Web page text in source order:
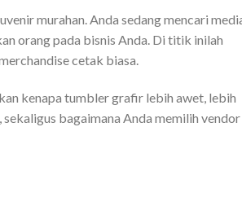
murahan. Anda sedang mencari
orang pada bisnis Anda. Di titik inilah
cetak biasa.
kenapa tumbler grafir lebih awet, lebih
bagaimana Anda memilih vendor